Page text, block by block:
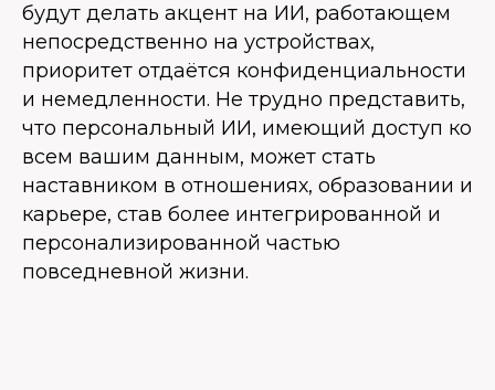
будут делать акцент на ИИ, работающем
непосредственно на устройствах,
приоритет отдаётся конфиденциальности
и немедленности. Не трудно представить,
что персональный ИИ, имеющий доступ ко
всем вашим данным, может стать
наставником в отношениях, образовании и
карьере, став более интегрированной и
персонализированной частью
повседневной жизни.